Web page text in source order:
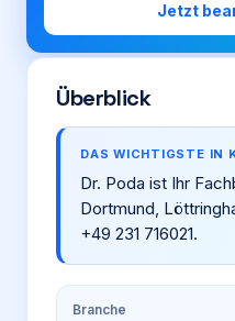
Jetzt
Überblick
DAS WICHTIGSTE IN
Dr. Poda ist Ihr
Dortmund,
+49 231 716021.
Branche